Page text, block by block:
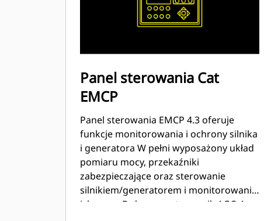
Panel sterowania Cat
EMCP
Panel sterowania EMCP 4.3 oferuje
funkcje monitorowania i ochrony silnika
i generatora W pełni wyposażony układ
pomiaru mocy, przekaźniki
zabezpieczające oraz sterowanie
silnikiem/generatorem i monitorowanie
ich pracy Dołączony sterownik AGC-4